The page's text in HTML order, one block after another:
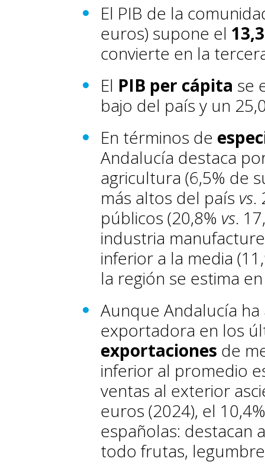
El PIB de la
euros) supone el
convierte en la
El PIB per cápita se
bajo del país y un
En términos de
Andalucía destaca
agricultura (6,5% de
más altos del país vs.
públicos (20,8% vs.
industria
inferior a la media
la región se estima
Aunque Andalucía
exportadora en los
exportaciones de
inferior al promedio
ventas al exterior
euros (2024), el
españolas: destacan
todo frutas,